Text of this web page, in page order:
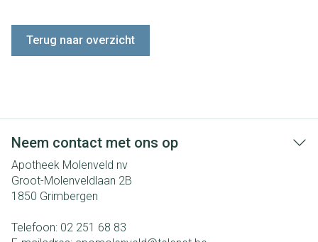
Terug naar overzicht
Neem contact met ons op
Apotheek Molenveld nv
Groot-Molenveldlaan 2B
1850 Grimbergen
Telefoon: 02 251 68 83